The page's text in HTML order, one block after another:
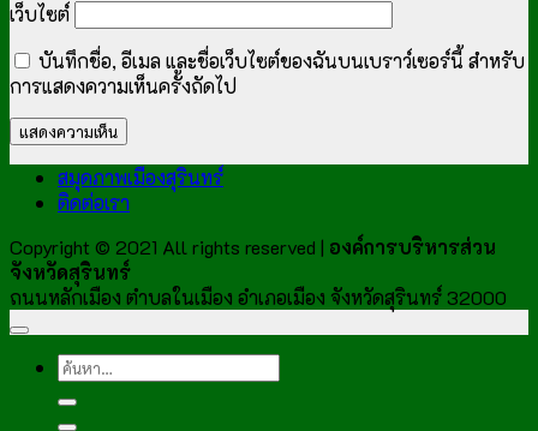
เว็บไซต์
บันทึกชื่อ, อีเมล และชื่อเว็บไซต์ของฉันบนเบราว์เซอร์นี้ สำหรับ
การแสดงความเห็นครั้งถัดไป
สมุดภาพเมืองสุรินทร์
ติดต่อเรา
Copyright © 2021 All rights reserved | องค์การบริหารส่วน
จังหวัดสุรินทร์
ถนนหลักเมือง ตำบลในเมือง อำเภอเมือง จังหวัดสุรินทร์ 32000